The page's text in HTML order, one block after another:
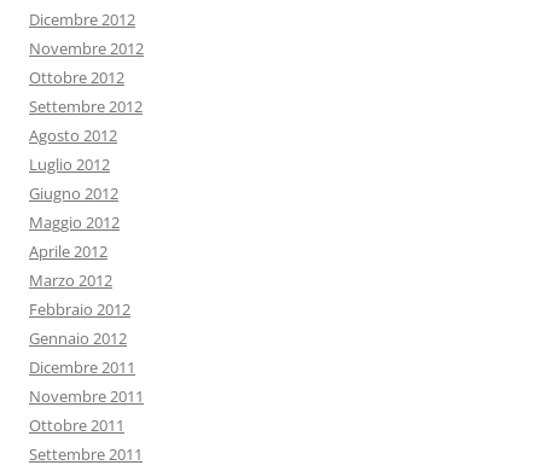
Dicembre 2012
Novembre 2012
Ottobre 2012
Settembre 2012
Agosto 2012
Luglio 2012
Giugno 2012
Maggio 2012
Aprile 2012
Marzo 2012
Febbraio 2012
Gennaio 2012
Dicembre 2011
Novembre 2011
Ottobre 2011
Settembre 2011